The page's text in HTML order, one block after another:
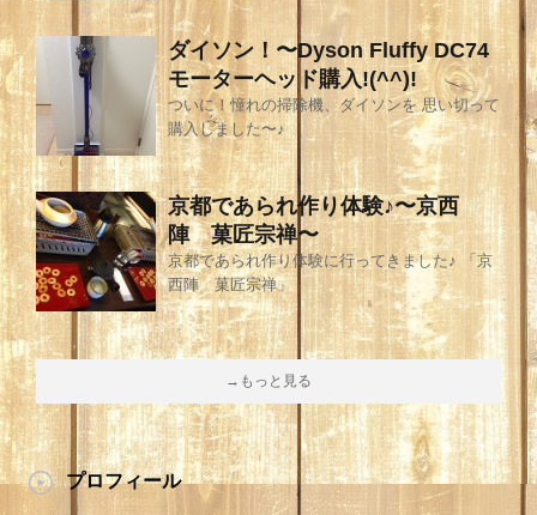
ダイソン！〜Dyson Fluffy DC74
モーターヘッド購入!(^^)!
ついに！憧れの掃除機、ダイソンを 思い切って
購入しました〜♪
京都であられ作り体験♪〜京西
陣 菓匠宗禅〜
京都であられ作り体験に行ってきました♪ 「京
西陣 菓匠宗禅」
→もっと見る
プロフィール